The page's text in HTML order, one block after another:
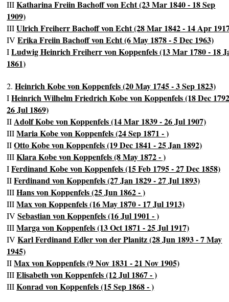
IIIKatharina Freiin Bachoff von Echt (23 Mar 1840 - 18 Sep
1909)
IIIUlrich Freiherr Bachoff von Echt (28 Mar 1842 - 14 Apr
IVErika Freiin Bachoff von Echt (6 May 1878 - 5 Dec 1963)
ILudwig Heinrich Freiherr von Koppenfels (13 Mar 1780 - 18
1861)
2.Heinrich Kobe von Koppenfels (20 May 1745 - 3 Sep 1823)
IHeinrich Wilhelm Friedrich Kobe von Koppenfels (18 Dec
26 Jul 1869)
IIAdolf Kobe von Koppenfels (14 Mar 1839 - 26 Jul 1907)
IIIMaria Kobe von Koppenfels (24 Sep 1871 - )
IIOtto Kobe von Koppenfels (19 Dec 1841 - 25 Jan 1892)
IIIKlara Kobe von Koppenfels (8 May 1872 - )
IFerdinand Kobe von Koppenfels (15 Feb 1795 - 27 Dec 1858)
IIFerdinand von Koppenfels (27 Jan 1829 - 27 Jul 1893)
IIIHans von Koppenfels (25 Jun 1862 - )
IIIMax von Koppenfels (16 May 1870 - 17 Jul 1913)
IVSebastian von Koppenfels (16 Jul 1901 - )
IIIMarga von Koppenfels (13 Oct 1871 - 25 Jul 1917)
IVKarl Ferdinand Edler von der Planitz (28 Jun 1893 - 7 May
1945)
IIMax von Koppenfels (9 Nov 1831 - 21 Nov 1905)
IIIElisabeth von Koppenfels (12 Jul 1867 - )
IIIKonrad von Koppenfels (15 Sep 1868 - )